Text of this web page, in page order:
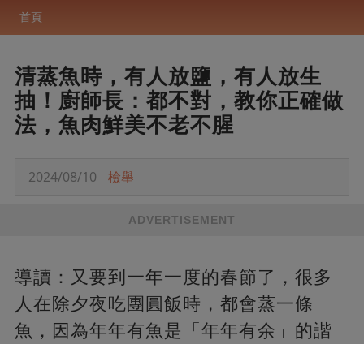
首頁
清蒸魚時，有人放鹽，有人放生
抽！廚師長：都不對，教你正確做
法，魚肉鮮美不老不腥
2024/08/10 檢舉
ADVERTISEMENT
導讀：又要到一年一度的春節了，很多
人在除夕夜吃團圓飯時，都會蒸一條
魚，因為年年有魚是「年年有余」的諧